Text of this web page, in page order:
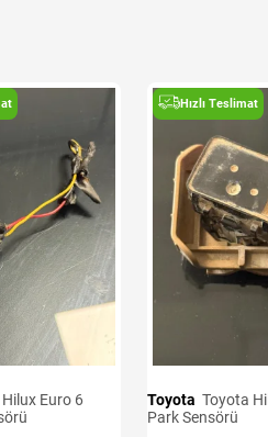
Euro 6
Hızlı Teslimat
Toyota
Park Sensörü